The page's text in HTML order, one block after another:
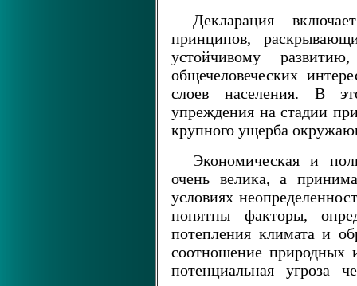
Декларация
принципов,
устойчивому
общечеловеческих
слоев населения. В
упреждения на стадии
крупного ущерба
Экономическая и
очень велика, а
условиях
понятны факторы,
потепления климата и
соотношение природных
потенциальная угроза